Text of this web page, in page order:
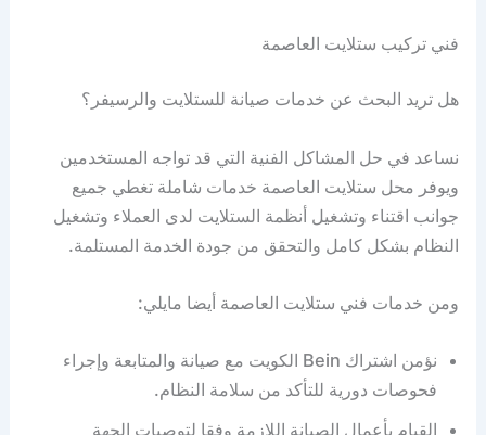
فني تركيب ستلايت العاصمة
هل تريد البحث عن خدمات صيانة للستلايت والرسيفر؟
نساعد في حل المشاكل الفنية التي قد تواجه المستخدمين
ويوفر محل ستلايت العاصمة خدمات شاملة تغطي جميع
جوانب اقتناء وتشغيل أنظمة الستلايت لدى العملاء وتشغيل
النظام بشكل كامل والتحقق من جودة الخدمة المستلمة.
ومن خدمات فني ستلايت العاصمة أيضا مايلي:
نؤمن اشتراك Bein الكويت مع صيانة والمتابعة وإجراء
فحوصات دورية للتأكد من سلامة النظام.
القيام بأعمال الصيانة اللازمة وفقا لتوصيات الجهة